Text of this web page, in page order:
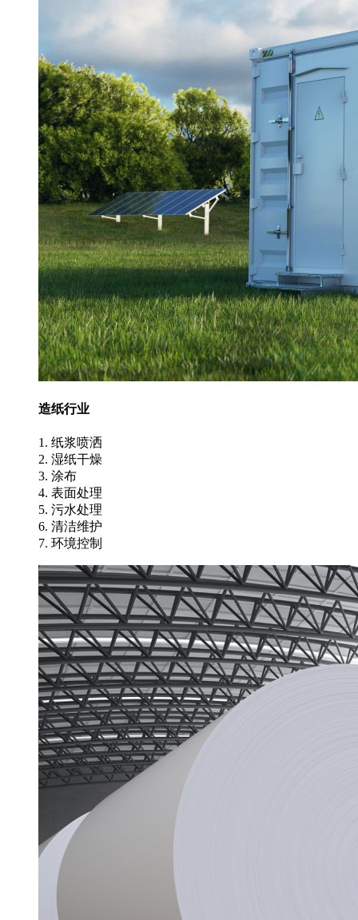
造纸行业
1. 纸浆喷洒
2. 湿纸干燥
3. 涂布
4. 表面处理
5. 污水处理
6. 清洁维护
7. 环境控制